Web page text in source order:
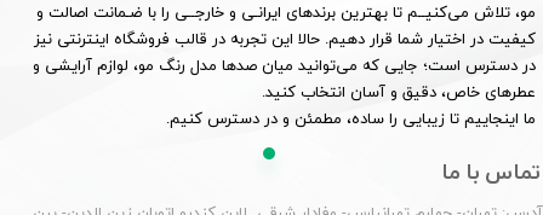
مو، تلاش می‌کنیــم تا بهترین برندهای ایرانـی و خارجــی را با ضـمانت اصالت و
کیفیت در اختیار شما قرار دهیم. حالا این تجربه در قالب فروشگاه اینترنتی نیز
در دسترس است؛ جایی که می‌توانید میان صدها مدل رنگ مو، لوازم آرایشی و
عطرهای خاص، دقیق و آسان انتخاب کنید.
ما اینجاییم تا زیبایی را ساده، مطمئن و در دسترس کنیم.
تماس با ما